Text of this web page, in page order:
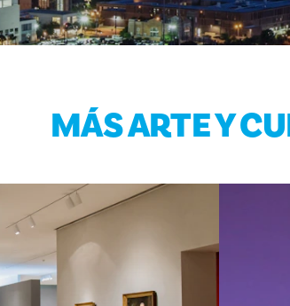
MÁS ARTE Y